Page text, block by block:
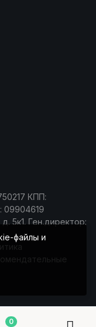
КПП:
09904619
5к1. Ген.директор:
0
файлы и